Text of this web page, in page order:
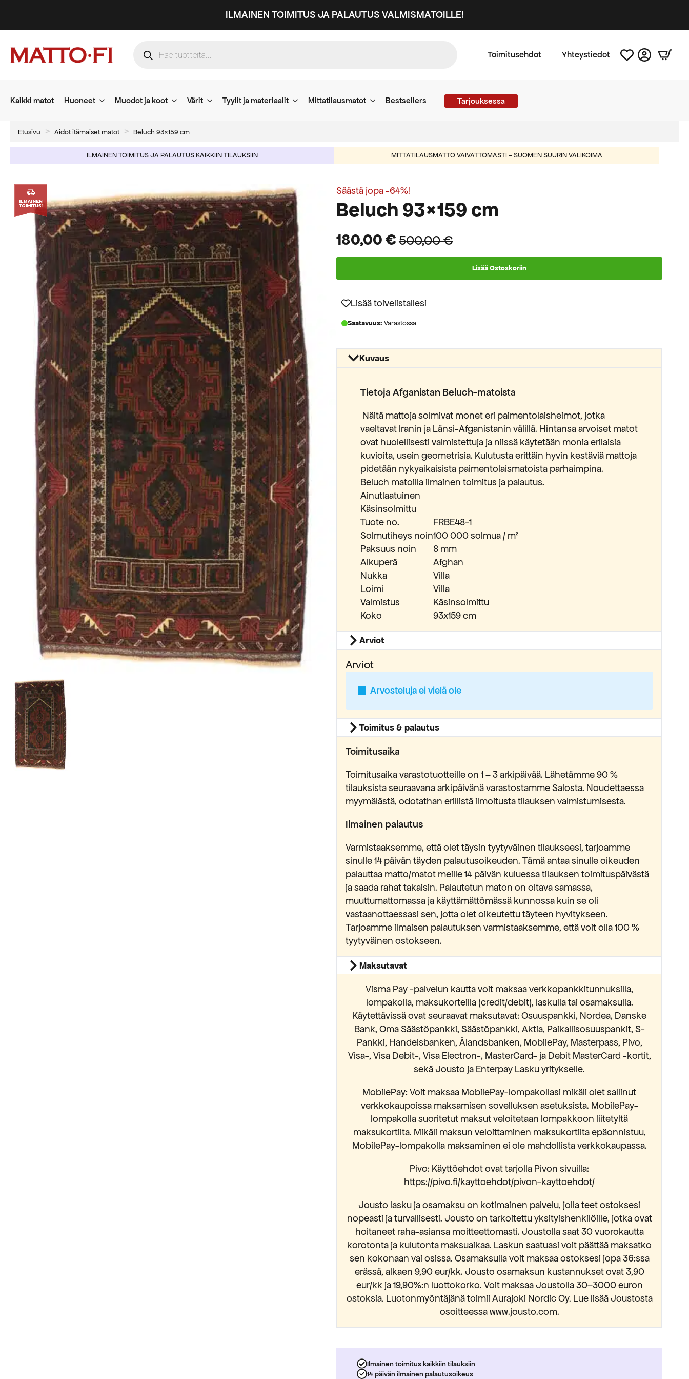
ILMAINEN TOIMITUS JA PALAUTUS VALMISMATOILLE!
search
Toimitusehdot Yhteystiedot
Kaikki matot Huoneet Muodot ja koot Värit Tyylit ja materiaalit Mittatilausmatot Bestsellers Tarjouksessa
Etusivu Aidot itämaiset matot Beluch 93×159 cm
ILMAINEN TOIMITUS JA PALAUTUS KAIKKIIN TILAUKSIIN MITTATILAUSMATTO VAIVATTOMASTI – SUOMEN SUURIN VALIKOIMA
-64%
Säästä jopa -64%!
Beluch 93×159 cm
500,00€
Alkuperäinen
oli:
500,00 €.
180,00€
Nykyinen
on:
180,00 €.
Lisää Ostoskoriin
Lisää toivelistallesi
Saatavuus: Varastossa
Kuvaus
Tietoja Afganistan Beluch-matoista
Näitä mattoja solmivat monet eri paimentolaisheimot, jotka
vaeltavat Iranin ja Länsi-Afganistanin välillä. Hintansa arvoiset matot
ovat huolellisesti valmistettuja ja niissä käytetään monia erilaisia
kuvioita, usein geometrisia. Kulutusta erittäin hyvin kestäviä mattoja
pidetään nykyaikaisista paimentolaismatoista parhaimpina.
Beluch matoilla ilmainen toimitus ja palautus.
Ainutlaatuinen
Käsinsolmittu
Tuote no.
FRBE48-1
Solmutiheys noin100 000 solmua / m²
Paksuus noin
8 mm
Alkuperä
Afghan
Nukka
Villa
Loimi
Villa
Valmistus
Käsinsolmittu
Koko
93x159 cm
Arviot
Arviot
Arvosteluja ei vielä ole
Toimitus & palautus
Toimitusaika
Toimitusaika varastotuotteille on 1 – 3 arkipäivää. Lähetämme 90 %
tilauksista seuraavana arkipäivänä varastostamme Salosta. Noudettaessa
myymälästä, odotathan erillistä ilmoitusta tilauksen valmistumisesta.
Ilmainen palautus
Varmistaaksemme, että olet täysin tyytyväinen tilaukseesi, tarjoamme
sinulle 14 päivän täyden palautusoikeuden. Tämä antaa sinulle oikeuden
palauttaa matto/matot meille 14 päivän kuluessa tilauksen toimituspäivästä
ja saada rahat takaisin. Palautetun maton on oltava samassa,
muuttumattomassa ja käyttämättömässä kunnossa kuin se oli
vastaanottaessasi sen, jotta olet oikeutettu täyteen hyvitykseen.
Tarjoamme ilmaisen palautuksen varmistaaksemme, että voit olla 100 %
tyytyväinen ostokseen.
Maksutavat
Visma Pay -palvelun kautta voit maksaa verkkopankkitunnuksilla,
lompakolla, maksukorteilla (credit/debit), laskulla tai osamaksulla.
Käytettävissä ovat seuraavat maksutavat: Osuuspankki, Nordea, Danske
Bank, Oma Säästöpankki, Säästöpankki, Aktia, Paikallisosuuspankit, S-
Pankki, Handelsbanken, Ålandsbanken, MobilePay, Masterpass, Pivo,
Visa-, Visa Debit-, Visa Electron-, MasterCard- ja Debit MasterCard -kortit,
sekä Jousto ja Enterpay Lasku yritykselle.
MobilePay: Voit maksaa MobilePay-lompakollasi mikäli olet sallinut
verkkokaupoissa maksamisen sovelluksen asetuksista. MobilePay-
lompakolla suoritetut maksut veloitetaan lompakkoon liitetyltä
maksukortilta. Mikäli maksun veloittaminen maksukortilta epäonnistuu,
MobilePay-lompakolla maksaminen ei ole mahdollista verkkokaupassa.
Pivo: Käyttöehdot ovat tarjolla Pivon sivuilla:
https://pivo.fi/kayttoehdot/pivon-kayttoehdot/
Jousto lasku ja osamaksu on kotimainen palvelu, jolla teet ostoksesi
nopeasti ja turvallisesti. Jousto on tarkoitettu yksityishenkilöille, jotka ovat
hoitaneet raha-asiansa moitteettomasti. Joustolla saat 30 vuorokautta
korotonta ja kulutonta maksuaikaa. Laskun saatuasi voit päättää maksatko
sen kokonaan vai osissa. Osamaksulla voit maksaa ostoksesi jopa 36:ssa
erässä, alkaen 9,90 eur/kk. Jousto osamaksun kustannukset ovat 3,90
eur/kk ja 19,90%:n luottokorko. Voit maksaa Joustolla 30–3000 euron
ostoksia. Luotonmyöntäjänä toimii Aurajoki Nordic Oy. Lue lisää Joustosta
osoitteessa www.jousto.com.
Ilmainen toimitus kaikkiin tilauksiin
14 päivän ilmainen palautusoikeus